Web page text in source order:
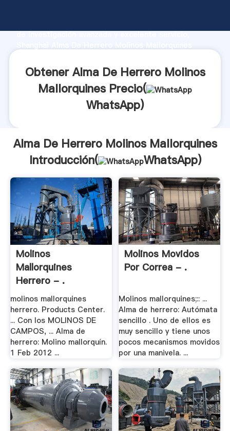
de investigación avanzada y excelente servicio,
clientes.
Obtener Alma De Herrero Molinos
Mallorquines Precio(
WhatsApp)
Alma De Herrero Molinos Mallorquines
Introducción(
WhatsApp)
Molinos
Mallorquines
Herrero - .
molinos mallorquines
herrero. Products Center.
... Con los MOLINOS DE
CAMPOS, ... Alma de
herrero: Molino mallorquín.
1 Feb 2012 ...
Molinos Movidos
Por Correa - .
Molinos mallorquines;:: ...
Alma de herrero: Autómata
sencillo . Uno de ellos es
muy sencillo y tiene unos
pocos mecanismos movidos
por una manivela. ...